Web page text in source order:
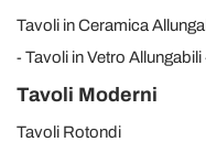
Tavoli in Ceramica
Tavoli in Vetro Allungabili
Tavoli Moderni
Tavoli Rotondi